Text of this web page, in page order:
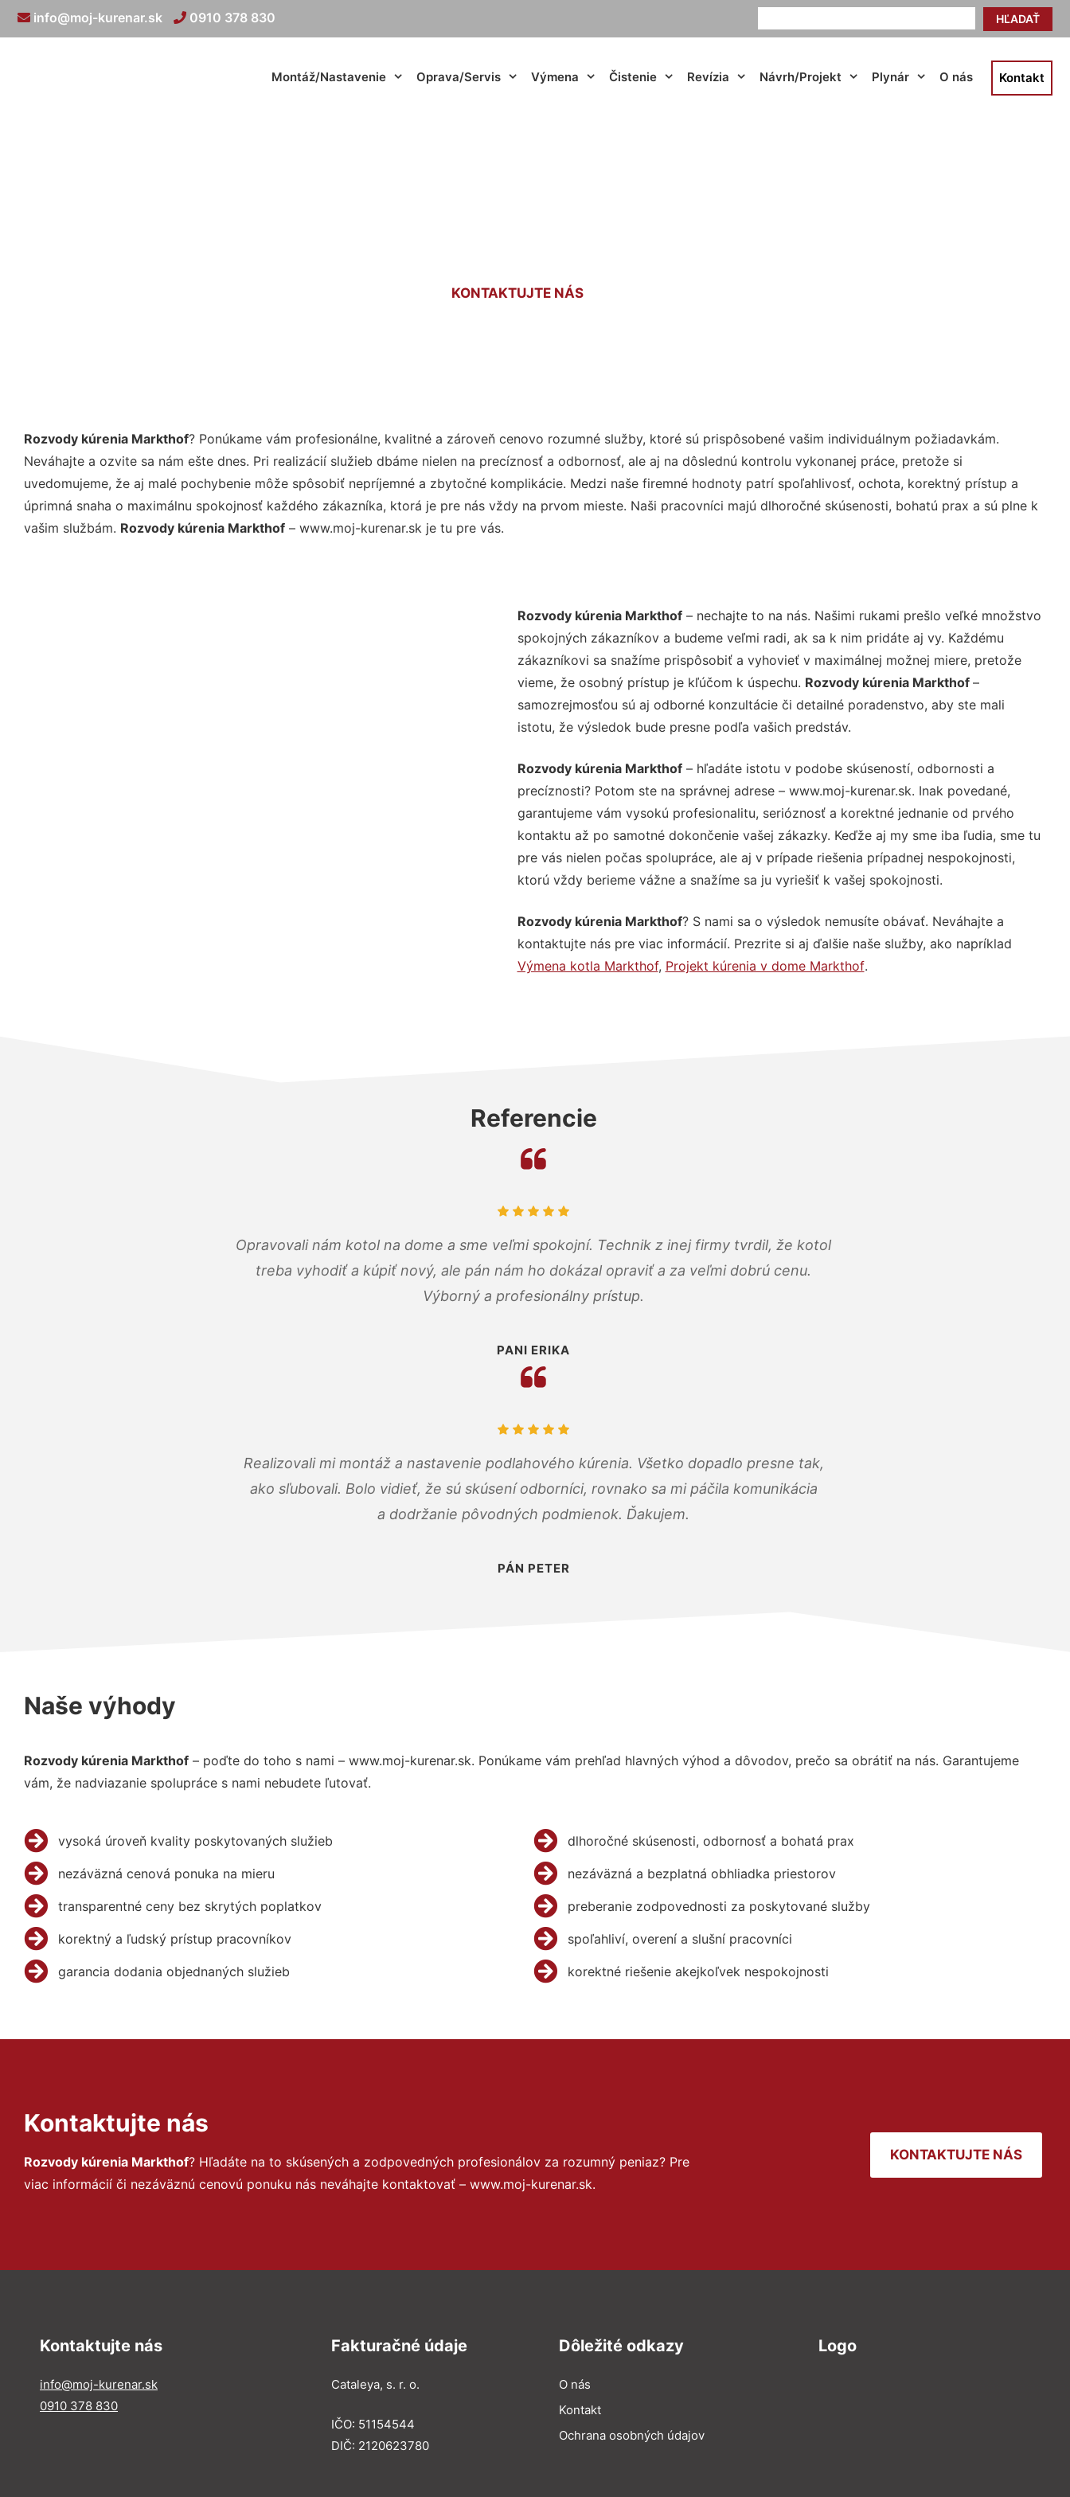
HĽADAŤ
info@moj-kurenar.sk 0910 378 830
Montáž/Nastavenie Oprava/Servis Výmena Čistenie Revízia Návrh/Projekt Plynár O nás Kontakt
KONTAKTUJTE NÁS
Rozvody kúrenia Markthof? Ponúkame vám profesionálne, kvalitné a zároveň cenovo rozumné služby, ktoré sú prispôsobené vašim individuálnym požiadavkám.
Neváhajte a ozvite sa nám ešte dnes. Pri realizácií služieb dbáme nielen na precíznosť a odbornosť, ale aj na dôslednú kontrolu vykonanej práce, pretože si
uvedomujeme, že aj malé pochybenie môže spôsobiť nepríjemné a zbytočné komplikácie. Medzi naše firemné hodnoty patrí spoľahlivosť, ochota, korektný prístup a
úprimná snaha o maximálnu spokojnosť každého zákazníka, ktorá je pre nás vždy na prvom mieste. Naši pracovníci majú dlhoročné skúsenosti, bohatú prax a sú plne k
vašim službám. Rozvody kúrenia Markthof – www.moj-kurenar.sk je tu pre vás.
Rozvody kúrenia Markthof– nechajte to na nás. Našimi rukami prešlo veľké množstvo
spokojných zákazníkov a budeme veľmi radi, ak sa k nim pridáte aj vy. Každému
zákazníkovi sa snažíme prispôsobiť a vyhovieť v maximálnej možnej miere, pretože
vieme, že osobný prístup je kľúčom k úspechu. Rozvody kúrenia Markthof –
samozrejmosťou sú aj odborné konzultácie či detailné poradenstvo, aby ste mali
istotu, že výsledok bude presne podľa vašich predstáv.
Rozvody kúrenia Markthof– hľadáte istotu v podobe skúseností, odbornosti a
precíznosti? Potom ste na správnej adrese – www.moj-kurenar.sk. Inak povedané,
garantujeme vám vysokú profesionalitu, serióznosť a korektné jednanie od prvého
kontaktu až po samotné dokončenie vašej zákazky. Keďže aj my sme iba ľudia, sme tu
pre vás nielen počas spolupráce, ale aj v prípade riešenia prípadnej nespokojnosti,
ktorú vždy berieme vážne a snažíme sa ju vyriešiť k vašej spokojnosti.
Rozvody kúrenia Markthof? S nami sa o výsledok nemusíte obávať. Neváhajte a
kontaktujte nás pre viac informácií. Prezrite si aj ďalšie naše služby, ako napríklad
Výmena kotla Markthof, Projekt kúrenia v dome Markthof.
Referencie
Opravovali nám kotol na dome a sme veľmi spokojní. Technik z inej firmy tvrdil, že kotol
treba vyhodiť a kúpiť nový, ale pán nám ho dokázal opraviť a za veľmi dobrú cenu.
Výborný a profesionálny prístup.
PANI ERIKA
Realizovali mi montáž a nastavenie podlahového kúrenia. Všetko dopadlo presne tak,
ako sľubovali. Bolo vidieť, že sú skúsení odborníci, rovnako sa mi páčila komunikácia
a dodržanie pôvodných podmienok. Ďakujem.
PÁN PETER
Naše výhody
Rozvody kúrenia Markthof – poďte do toho s nami – www.moj-kurenar.sk. Ponúkame vám prehľad hlavných výhod a dôvodov, prečo sa obrátiť na nás. Garantujeme
vám, že nadviazanie spolupráce s nami nebudete ľutovať.
vysoká úroveň kvality poskytovaných služieb
nezáväzná cenová ponuka na mieru
transparentné ceny bez skrytých poplatkov
korektný a ľudský prístup pracovníkov
garancia dodania objednaných služieb
dlhoročné skúsenosti, odbornosť a bohatá prax
nezáväzná a bezplatná obhliadka priestorov
preberanie zodpovednosti za poskytované služby
spoľahliví, overení a slušní pracovníci
korektné riešenie akejkoľvek nespokojnosti
Kontaktujte nás
Rozvody kúrenia Markthof? Hľadáte na to skúsených a zodpovedných profesionálov za rozumný peniaz? Pre
viac informácií či nezáväznú cenovú ponuku nás neváhajte kontaktovať – www.moj-kurenar.sk.
KONTAKTUJTE NÁS
Kontaktujte nás
info@moj-kurenar.sk
0910 378 830
Fakturačné údaje
Cataleya, s. r. o.
IČO: 51154544
DIČ: 2120623780
Dôležité odkazy
O nás
Kontakt
Ochrana osobných údajov
Logo